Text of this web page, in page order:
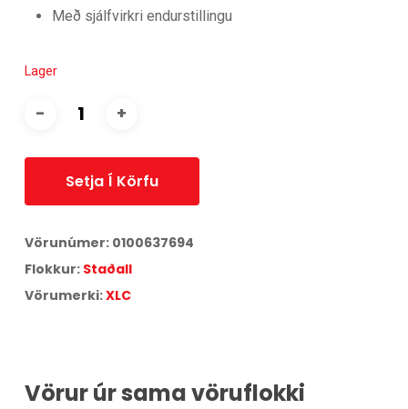
Með sjálfvirkri endurstillingu
Lager
Setja Í Körfu
Vörunúmer: 0100637694
Flokkur: Staðall
Vörumerki:XLC
Vörur úr sama vöruflokki